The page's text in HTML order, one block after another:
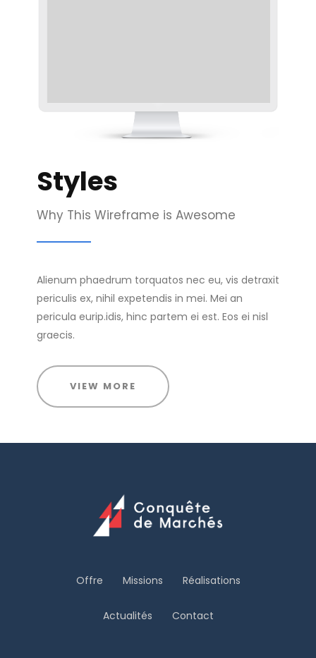
Styles
Why This Wireframe is Awesome
Alienum phaedrum torquatos nec eu, vis detraxit
periculis ex, nihil expetendis in mei. Mei an
pericula eurip.idis, hinc partem ei est. Eos ei nisl
graecis.
VIEW MORE
Offre Missions Réalisations
Actualités Contact